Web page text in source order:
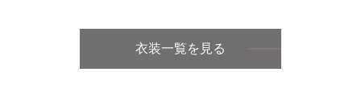
衣装一覧を見る